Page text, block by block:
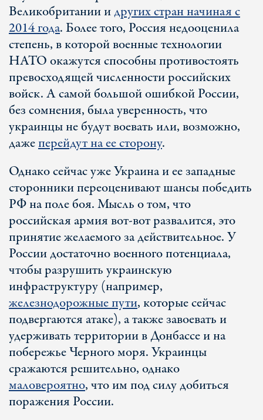
Великобритании идругих стран начиная с
2014 года. Более того, Россия недооценила
степень, в которой военные технологии
НАТО окажутся способны противостоять
превосходящей численности российских
войск. А самой большой ошибкой России,
без сомнения, была уверенность, что
украинцы не будут воевать или, возможно,
дажеперейдут на ее сторону.
Однако сейчас уже Украина и ее западные
сторонники переоценивают шансы победить
РФ на поле боя. Мысль о том, что
российская армия вот-вот развалится, это
принятие желаемого за действительное. У
России достаточно военного потенциала,
чтобы разрушить украинскую
инфраструктуру (например,
железнодорожные пути, которые сейчас
подвергаются атаке), а также завоевать и
удерживать территории в Донбассе и на
побережье Черного моря. Украинцы
сражаются решительно, однако
маловероятно, что им под силу добиться
поражения России.